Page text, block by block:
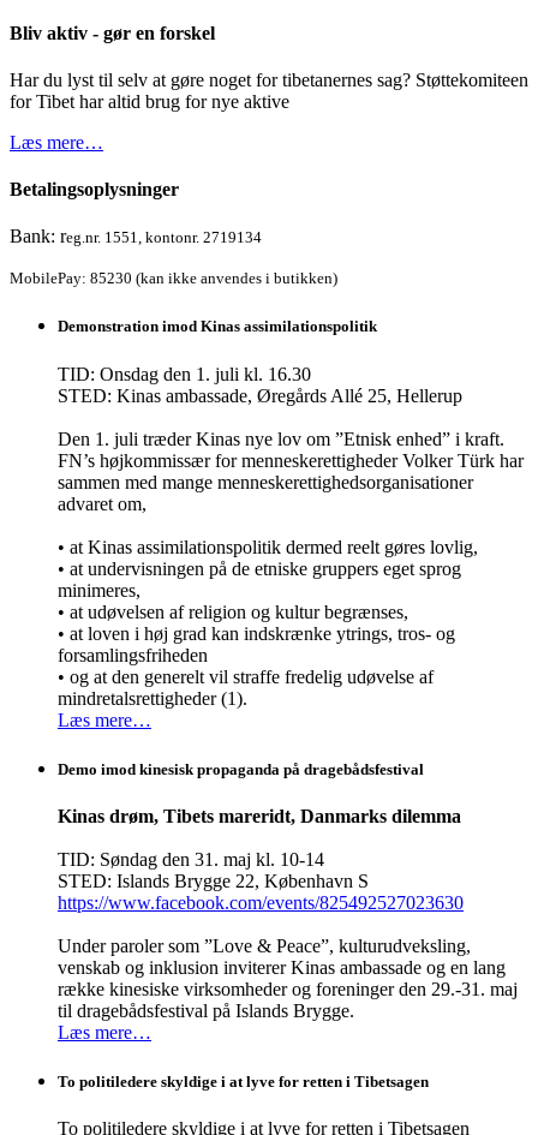
Bliv aktiv - gør en forskel
Har du lyst til selv at gøre noget for tibetanernes sag? Støttekomiteen
for Tibet har altid brug for nye aktive
Læs mere…
Betalingsoplysninger
Bank: reg.nr. 1551, kontonr. 2719134
MobilePay: 85230 (kan ikke anvendes i butikken)
Demonstration imod Kinas assimilationspolitik
TID: Onsdag den 1. juli kl. 16.30
STED: Kinas ambassade, Øregårds Allé 25, Hellerup
Den 1. juli træder Kinas nye lov om ”Etnisk enhed” i kraft.
FN’s højkommissær for menneskerettigheder Volker Türk har
sammen med mange menneskerettighedsorganisationer
advaret om,
• at Kinas assimilationspolitik dermed reelt gøres lovlig,
• at undervisningen på de etniske gruppers eget sprog
minimeres,
• at udøvelsen af religion og kultur begrænses,
• at loven i høj grad kan indskrænke ytrings, tros- og
forsamlingsfriheden
• og at den generelt vil straffe fredelig udøvelse af
mindretalsrettigheder (1).
Læs mere…
Demo imod kinesisk propaganda på dragebådsfestival
Kinas drøm, Tibets mareridt, Danmarks dilemma
TID: Søndag den 31. maj kl. 10-14
STED: Islands Brygge 22, København S
https://www.facebook.com/events/825492527023630
Under paroler som ”Love & Peace”, kulturudveksling,
venskab og inklusion inviterer Kinas ambassade og en lang
række kinesiske virksomheder og foreninger den 29.-31. maj
til dragebådsfestival på Islands Brygge.
Læs mere…
To politiledere skyldige i at lyve for retten i Tibetsagen
To politiledere skyldige i at lyve for retten i Tibetsagen